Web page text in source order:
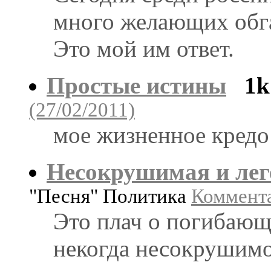
много желающих
Это мой им ответ.
Простые истины
1k
(27/02/2011)
мое жизненное кредо
Несокрушимая и
"Песня" Политика
Это плач о
некогда